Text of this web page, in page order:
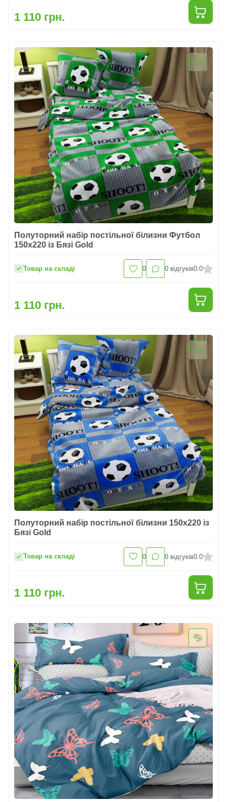
1 110 грн.
Полуторний набір постільної білизни Футбол
150x220 із Бязі Gold
Товар на складі 0 0 відгуків0.0
1 110 грн.
Полуторний набір постільної білизни 150x220 із
Бязі Gold
Товар на складі 0 0 відгуків0.0
1 110 грн.